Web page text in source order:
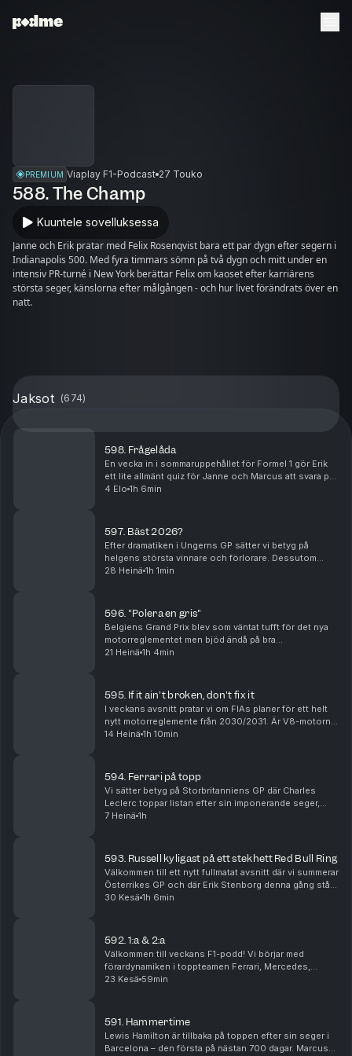
PREMIUM Viaplay F1-Podcast 27 Touko
588. The Champ
Kuuntele sovelluksessa
Janne och Erik pratar med Felix Rosenqvist bara ett par dygn efter segern i
Indianapolis 500. Med fyra timmars sömn på två dygn och mitt under en
intensiv PR-turné i New York berättar Felix om kaoset efter karriärens
största seger, känslorna efter målgången - och hur livet förändrats över en
natt.
Jaksot (674)
598. Frågelåda
En vecka in i sommaruppehållet för Formel 1 gör Erik
ett lite allmänt quiz för Janne och Marcus att svara på.
Blir dessutom frågor till både Janne och Marcus av
4 Elo 1h 6min
597. Bäst 2026?
Efter dramatiken i Ungerns GP sätter vi betyg på
helgens största vinnare och förlorare. Dessutom
förklarar vi vad Formel 1 omtalade "summer shutdown"
28 Heinä 1h 1min
596. "Polera en gris"
Belgiens Grand Prix blev som väntat tufft för det nya
motorreglementet men bjöd ändå på bra
underhållning. Janne står för betygen där Kimi
21 Heinä 1h 4min
595. If it ain't broken, don't fix it
I veckans avsnitt pratar vi om FIAs planer för ett helt
nytt motorreglemente från 2030/2031. Är V8-motorn
på väg tillbaka, vad händer med hybriderna och kan
14 Heinä 1h 10min
594. Ferrari på topp
Vi sätter betyg på Storbritanniens GP där Charles
Leclerc toppar listan efter sin imponerande seger,
samtidigt som Ferrari, Red Bull, Williams och
7 Heinä 1h
593. Russell kyligast på ett stekhett Red Bull Ring
Välkommen till ett nytt fullmatat avsnitt där vi summerar
Österrikes GP och där Erik Stenborg denna gång står
för betygen. Vi analyserar Ferraris svajiga form,
30 Kesä 1h 6min
592. 1:a & 2:a
Välkommen till veckans F1-podd! Vi börjar med
förardynamiken i toppteamen Ferrari, Mercedes,
McLaren och Red Bull. Vem är egentligen etta och tvåa
23 Kesä 59min
591. Hammertime
Lewis Hamilton är tillbaka på toppen efter sin seger i
Barcelona – den första på nästan 700 dagar. Marcus